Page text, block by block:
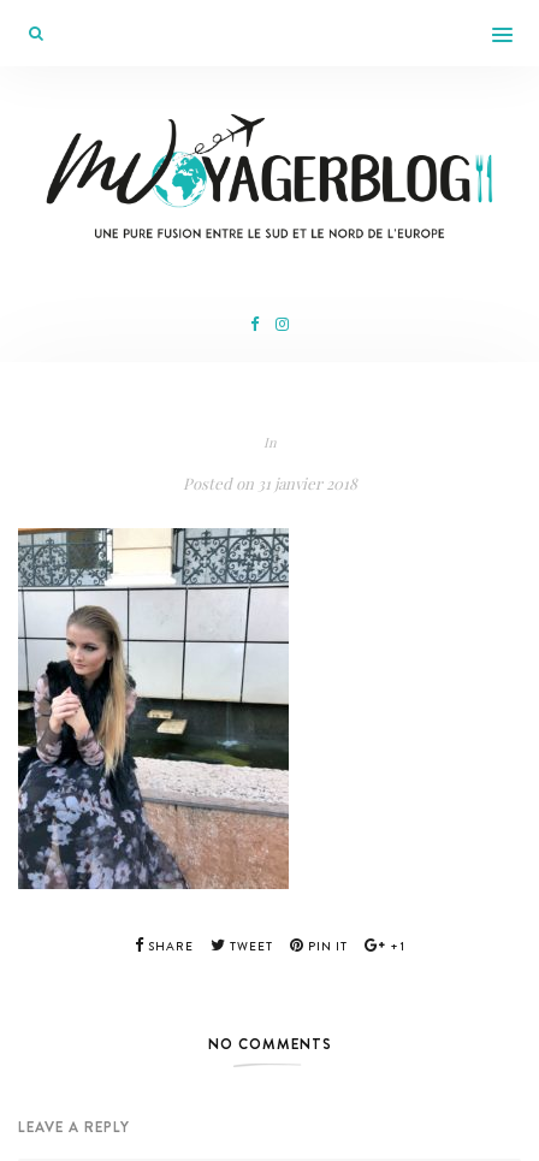
In
Posted on31 janvier 2018
SHARE TWEET PIN IT +1
NO COMMENTS
LEAVE A REPLY